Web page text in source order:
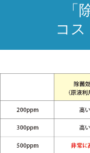
「
コ